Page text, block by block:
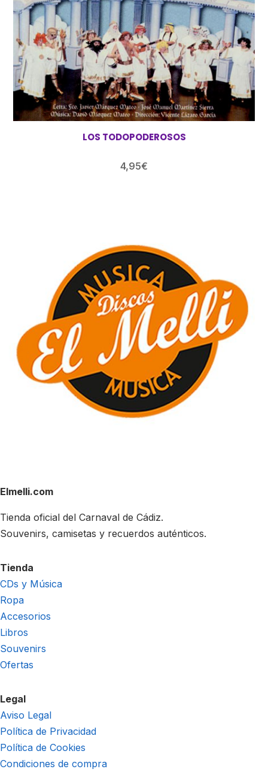
LOS TODOPODEROSOS
4,95€
Elmelli.com
Tienda oficial del Carnaval de Cádiz.
Souvenirs, camisetas y recuerdos auténticos.
Tienda
CDs y Música
Ropa
Accesorios
Libros
Souvenirs
Ofertas
Legal
Aviso Legal
Política de Privacidad
Política de Cookies
Condiciones de compra